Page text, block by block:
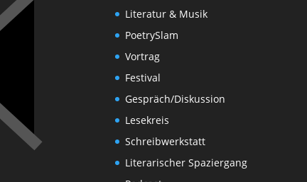
Literatur & Musik
PoetrySlam
Vortrag
Festival
Gespräch/Diskussion
Lesekreis
Schreibwerkstatt
Literarischer Spaziergang